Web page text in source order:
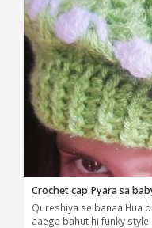
Crochet cap Pyara sa
Qureshiya se banaa Hua
aaega bahut hi funky style